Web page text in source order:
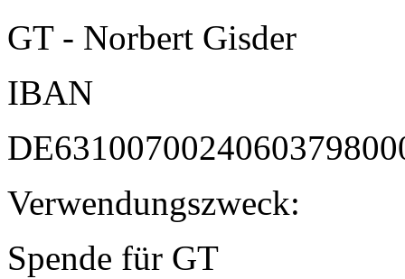
GT - Norbert Gisder
IBAN
Verwendungszweck:
Spende für GT